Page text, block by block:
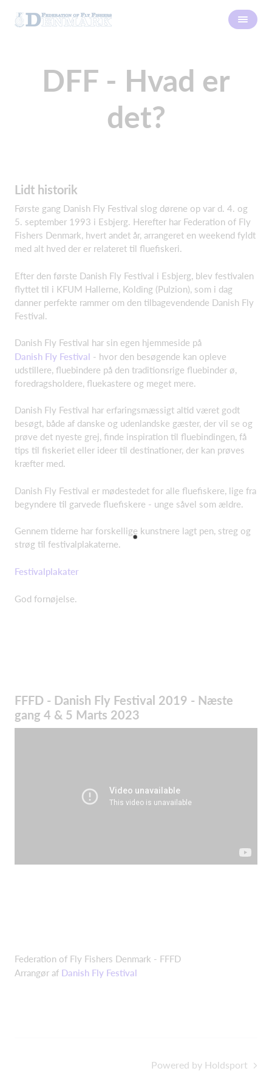
DFF - Hvad er
det?
Lidt historik
Første gang Danish Fly Festival slog dørene op var d. 4. og
5. september 1993 i Esbjerg. Herefter har Federation of Fly
Fishers Denmark, hvert andet år, arrangeret en weekend fyldt
med alt hved der er relateret til fluefiskeri.
Efter den første Danish Fly Festival i Esbjerg, blev festivalen
flyttet til i KFUM Hallerne, Kolding (Pulzion), som i dag
danner perfekte rammer om den tilbagevendende Danish Fly
Festival.
Danish Fly Festival har sin egen hjemmeside på
Danish Fly Festival - hvor den besøgende kan opleve
udstillere, fluebindere på den traditionsrige fluebinder ø,
foredragsholdere, fluekastere og meget mere.
Danish Fly Festival har erfaringsmæssigt altid været godt
besøgt, både af danske og udenlandske gæster, der vil se og
prøve det nyeste grej, finde inspiration til fluebindingen, få
tips til fiskeriet eller ideer til destinationer, der kan prøves
kræfter med.
Danish Fly Festival er mødestedet for alle fluefiskere, lige fra
begyndere til garvede fluefiskere - unge såvel som ældre.
Gennem tiderne har forskellige kunstnere lagt pen, streg og
strøg til festivalplakaterne.
Festivalplakater
God fornøjelse.
FFFD - Danish Fly Festival 2019 - Næste
gang 4 & 5 Marts 2023
Federation of Fly Fishers Denmark - FFFD
Arrangør af Danish Fly Festival
Powered by Holdsport